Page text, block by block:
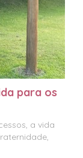
para os
a vida